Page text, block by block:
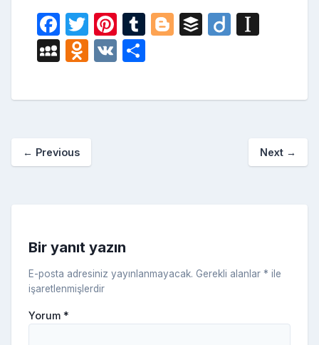
F
a
c
e
o
T
w
itt
er
Pi
nt
er
e
T
bl
Bl
g
B
r
Di
p
er
M
S
a
c
O
n
a
ki
V
ar
← Previous Next →
Bir yanıt yazın
E-posta adresiniz yayınlanmayacak. Gerekli alanlar * ile
işaretlenmişlerdir
Yorum *